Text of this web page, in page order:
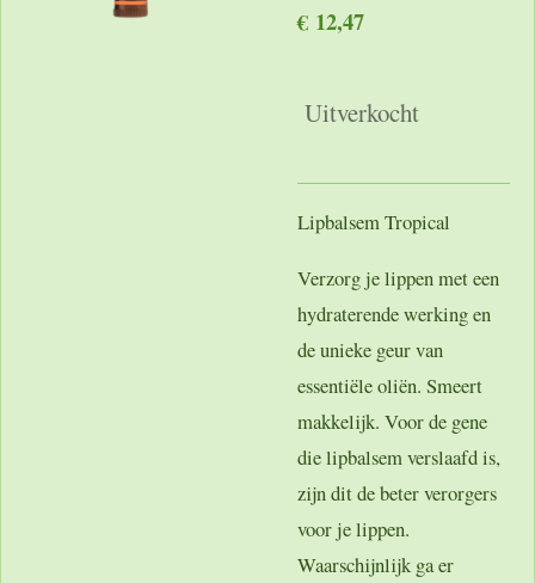
€ 12,47
Uitverkocht
Lipbalsem Tropical
Verzorg je lippen met een
hydraterende werking en
de unieke geur van
essentiële oliën. Smeert
makkelijk. Voor de gene
die lipbalsem verslaafd is,
zijn dit de beter verorgers
voor je lippen.
Waarschijnlijk ga er